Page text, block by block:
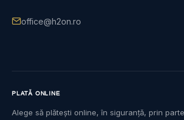
office@h2on.ro
PLATĂ ONLINE
Alege să plătești online, în siguranță, prin